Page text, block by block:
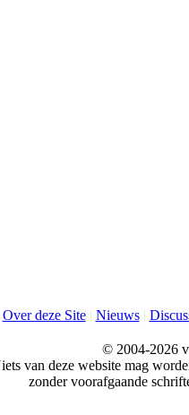
Over deze Site| Nieuws|
© 2004-2026
van deze website mag
zonder voorafgaande